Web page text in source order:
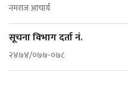
नमराज आचार्य
सूचना विभाग दर्ता नं.
२४७४/०७७-०७८